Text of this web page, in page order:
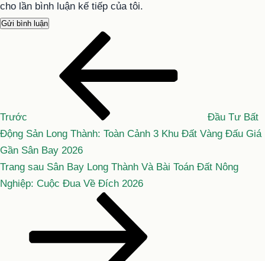
cho lần bình luận kế tiếp của tôi.
viết
Trước
Đầu Tư Bất
Động Sản Long Thành: Toàn Cảnh 3 Khu Đất Vàng Đấu Giá
Gần Sân Bay 2026
Bài
tiếp
Trang sau Sân Bay Long Thành Và Bài Toán Đất Nông
Nghiệp: Cuộc Đua Về Đích 2026